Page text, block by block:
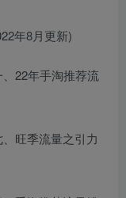
年8月更新)
22年手淘推荐流
旺季流量之引力